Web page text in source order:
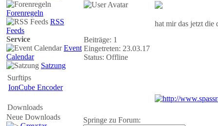
Forenregeln
RSS
Feeds
Service
Event
Calendar
Satzung
Surftips
IonCube Encoder
Downloads
Neue Downloads
Beiträge: 1
Eingetreten: 23.03.17
Status: Offline
hat mir das jetzt die
Springe zu Forum: